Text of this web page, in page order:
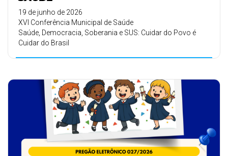
19 de junho de 2026
XVI Conferência Municipal de Saúde
Saúde, Democracia, Soberania e SUS: Cuidar do Povo é
Cuidar do Brasil